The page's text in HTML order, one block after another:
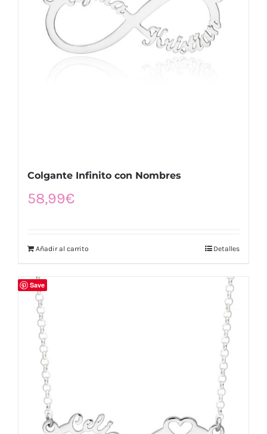
Colgante Infinito con Nombres
58,99€
Añadir al carrito Detalles
Save